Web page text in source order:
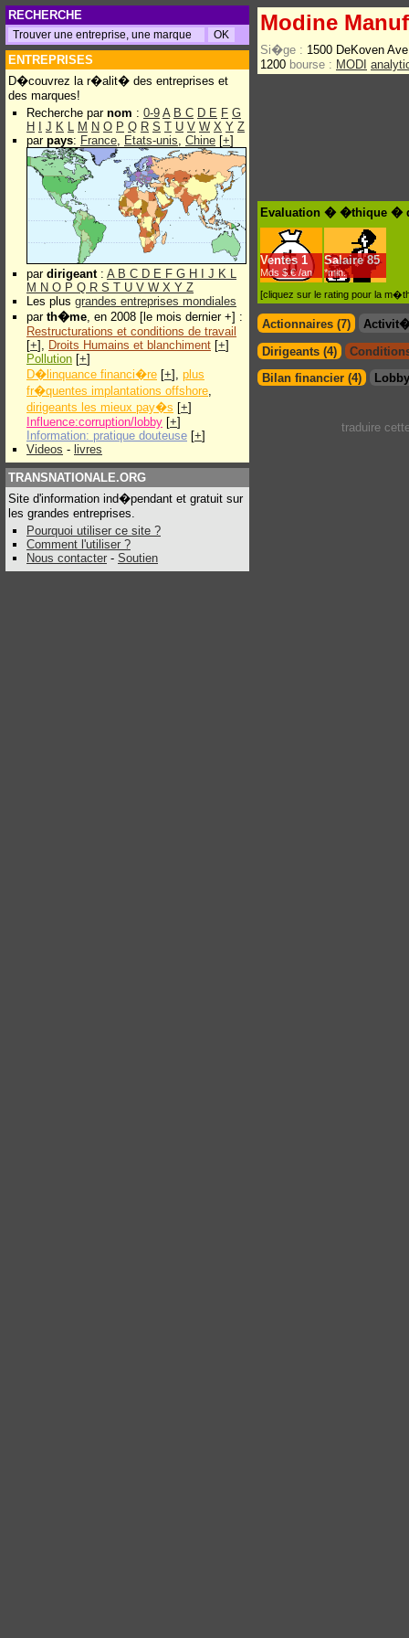
RECHERCHE
ENTREPRISES
D�couvrez la r�alit� des entreprises et
des marques!
Recherche par nom : 0-9 A B C D E F G
H
J K L M N O P Q R S T U V W X Y Z
par pays: France, Etats-unis, Chine [+]
par dirigeant: A B C D E F G H J K L
M N O P Q R S T U V W X Y Z
Les plus grandes entreprises mondiales
par th�me, en 2008 [le mois dernier +] :
Restructurations et conditions de travail
[+], Droits Humains et blanchiment [+]
Pollution [+]
D�linquance financi�re [+], plus
fr�quentes implantations offshore,
dirigeants les mieux pay�s [+]
Influence:corruption/lobby [+]
Information: pratique douteuse [+]
Videos - livres
TRANSNATIONALE.ORG
Site d'information ind�pendant et gratuit sur
les grandes entreprises.
Pourquoi utiliser ce site ?
Comment l'utiliser ?
Nous contacter - Soutien
Modine
Si�ge : 1500 DeKoven
1200 bourse : MODI
Evaluation � �thique �
Ventes 1
Mds $.€ /an
Salaire 85
*min.
[cliquez sur le rating pour la
Actionnaires (7)
Dirigeants (4)
Bilan financier (4)
traduire